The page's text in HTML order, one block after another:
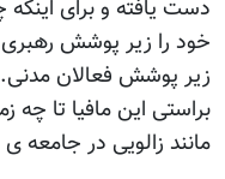
دست یافته و برای اینکه
خود را زیر پوشش رهبری
زیر پوشش فعالان مدنی.
براستی این مافیا تا چه
مانند زالویی در جامعه